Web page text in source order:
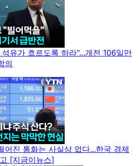
유가 흐르도록 하라"...개전 106일만
의
어진 통화는 사실상 없다...한국 경제
[지금이뉴스]